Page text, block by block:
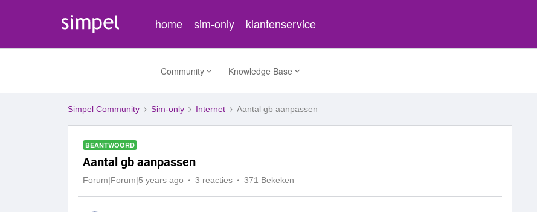
home sim-only klantenservice
Community Knowledge Base
Simpel Community Sim-only Internet Aantal gb aanpassen
BEANTWOORD
Aantal gb aanpassen
Forum|Forum|5 years ago 3 reacties 371 Bekeken